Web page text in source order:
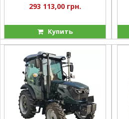
293 113,00 грн.
Купить